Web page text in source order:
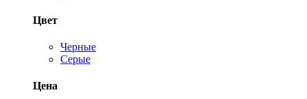
Цвет
Черные
Серые
Цена